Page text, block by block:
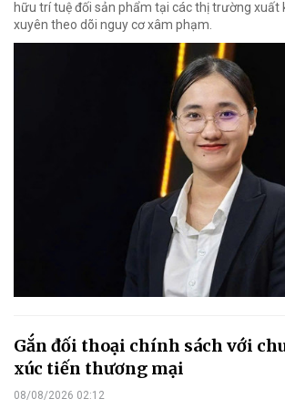
hữu trí tuệ đối sản phẩm tại các thị trường xuất
xuyên theo dõi nguy cơ xâm phạm.
Gắn đối thoại chính sách với
xúc tiến thương mại
08/08/2026 02:12